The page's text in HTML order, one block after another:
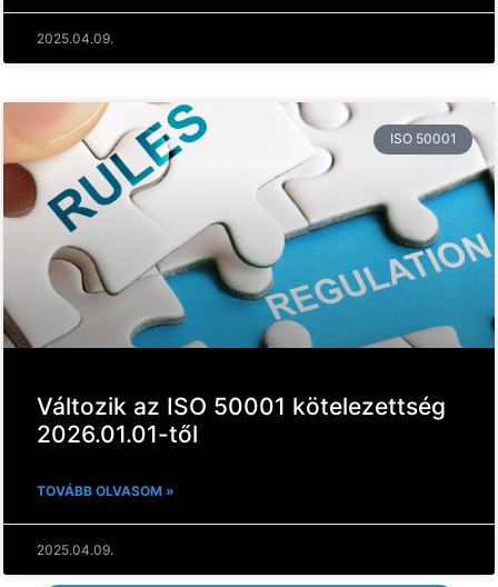
2025.04.09.
ISO 50001
Változik az ISO 50001 kötelezettség
2026.01.01-től
TOVÁBB OLVASOM »
2025.04.09.